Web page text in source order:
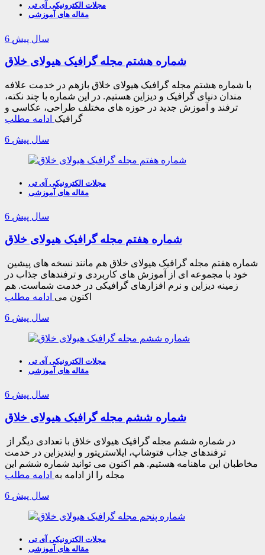
مجلات الکترونیکی آی تی
مقاله های آموزشی
6 سال پیش
شماره هشتم مجله گرافیک هیولای خلاق
با شماره هشتم مجله گرافیک هیولای خلاق بازهم در خدمت علافه
مندان دنیای گرافیک و دیزاین هستیم. در این شماره با چند نکته،
ترفند و آموزش جدید در حوزه های مختلف طراحی، عکاسی و
گرافیک ادامه مطلب
6 سال پیش
مجلات الکترونیکی آی تی
مقاله های آموزشی
6 سال پیش
شماره هفتم مجله گرافیک هیولای خلاق
خود با مجموعه ای از آموزش های کاربردی و ترفندهای جذاب در
زمینه دیزاین و نرم افزارهای گرافیکی در خدمت شماست. هم
اکنون می ادامه مطلب
6 سال پیش
مجلات الکترونیکی آی تی
مقاله های آموزشی
6 سال پیش
شماره ششم مجله گرافیک هیولای خلاق
ترفندهای جذاب فتوشاپ، ایلاستریتور و ایندیزاین در خدمت
مخاطبان این ماهنامه هستیم. هم اکنون می توانید شماره ششم این
مجله را از ادامه به ادامه مطلب
6 سال پیش
مجلات الکترونیکی آی تی
مقاله های آموزشی